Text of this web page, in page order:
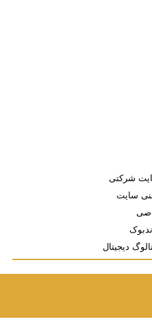
شرکتی
سایت
دیجیتال